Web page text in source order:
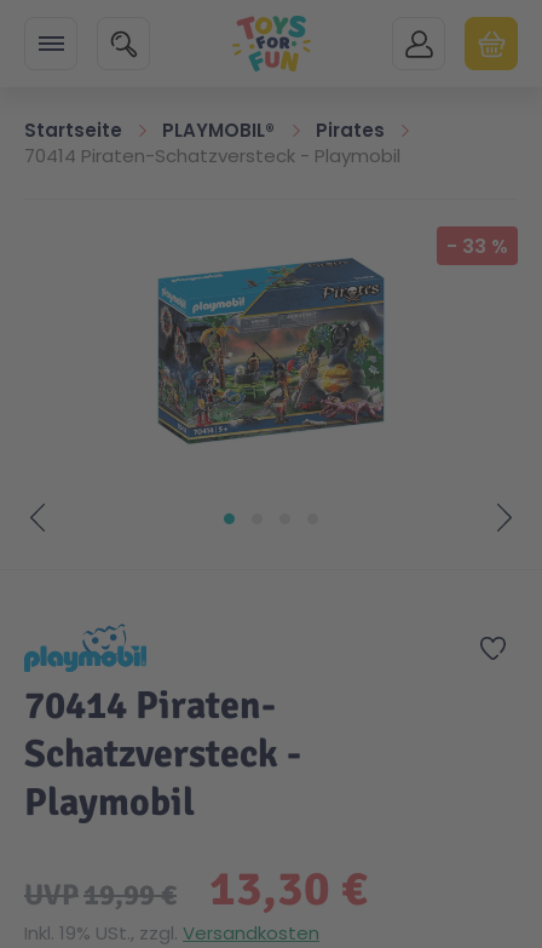
SUCHE MEIN KONTO
Startseite PLAYMOBIL®
Pirates
70414 Piraten-Schatzversteck - Playmobil
- 33 %
Zur
70414 Piraten-
Schatzversteck -
Playmobil
13,30 €
UVP19,99 €
Inkl. 19% USt., zzgl. Versandkosten